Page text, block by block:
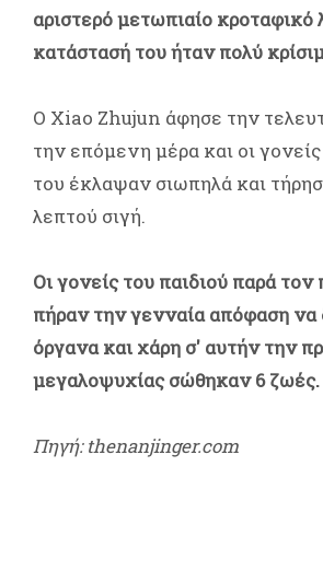
αριστερό μετωπιαίο κροταφικό
κατάστασή του ήταν πολύ
Ο Xiao Zhujun άφησε την
την επόμενη μέρα και οι γονείς
του έκλαψαν σιωπηλά και
λεπτού σιγή.
Οι γονείς του παιδιού παρά
πήραν την γενναία απόφαση να
όργανα και χάρη σ' αυτήν την
μεγαλοψυχίας σώθηκαν 6 ζωές.
Πηγή: thenanjinger.com